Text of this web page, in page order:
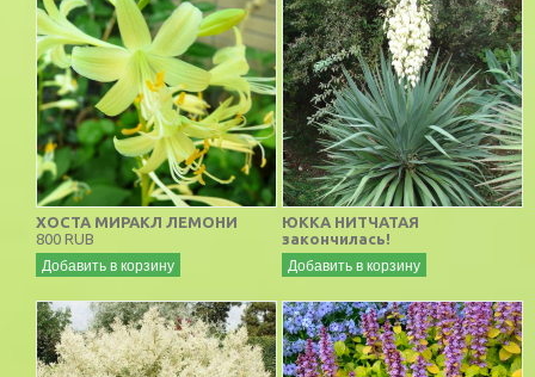
ХОСТА МИРАКЛ ЛЕМОНИ
800 RUB
Добавить в корзину
ЮККА НИТЧАТАЯ
закончилась!
Добавить в корзину